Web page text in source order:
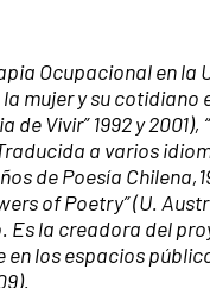
Ocupacional en la
mujer y su cotidiano
Vivir” 1992 y
a varios
de Poesía
of Poetry” (U.
Es la creadora del
los espacios